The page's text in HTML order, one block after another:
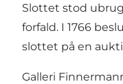
Slottet stod
forfald. I 1766
slottet på en
Galleri